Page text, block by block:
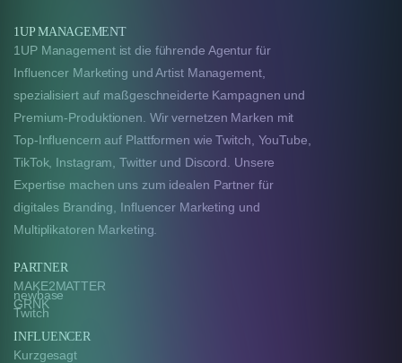
1UP MANAGEMENT
1UP Management ist die führende Agentur für
Influencer Marketing und Artist Management,
spezialisiert auf maßgeschneiderte Kampagnen und
Premium-Produktionen. Wir vernetzen Marken mit
Top-Influencern auf Plattformen wie Twitch, YouTube,
TikTok, Instagram, Twitter und Discord. Unsere
Expertise machen uns zum idealen Partner für
digitales Branding, Influencer Marketing und
Multiplikatoren Marketing.
PARTNER
MAKE2MATTER
newbase
GRNK
Twitch
INFLUENCER
Kurzgesagt